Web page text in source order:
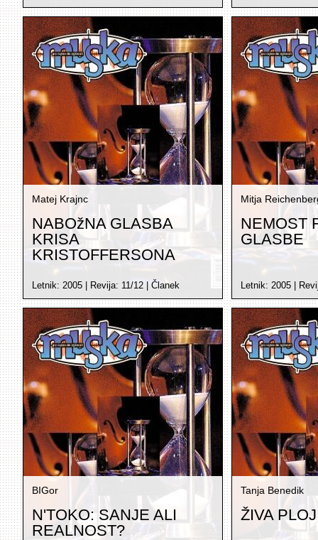
Matej Krajnc
NABOžNA GLASBA
KRISA
KRISTOFFERSONA
Letnik: 2005 | Revija: 11/12 Članek
Mitja
NEMOST
GLASBE
Letnik: 2005 |
BIGor
N'TOKO: SANJE ALI
REALNOST?
Tanja Benedik
ŽIVA